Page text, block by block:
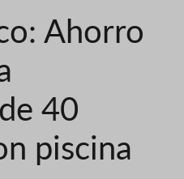
Ahorro
40
piscina